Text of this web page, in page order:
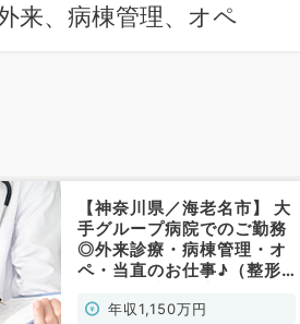
来、病棟管理、オペ
【神奈川県／海老名市】 大
手グループ病院でのご勤務
◎外来診療・病棟管理・オ
ペ・当直のお仕事♪（整形
勤）年収1,150万円